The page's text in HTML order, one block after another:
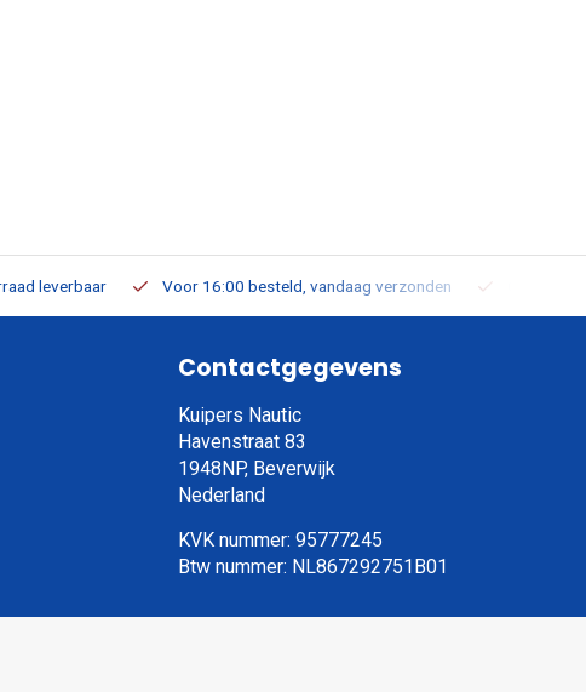
leverbaar Voor 16:00 besteld, vandaag verzonden
Contactgegevens
Kuipers Nautic
Havenstraat 83
1948NP, Beverwijk
Nederland
KVK nummer: 95777245
Btw nummer: NL867292751B01